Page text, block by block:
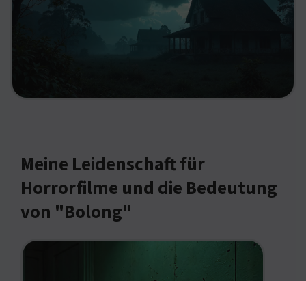
Meine Leidenschaft für
Horrorfilme und die Bedeutung
von "Bolong"